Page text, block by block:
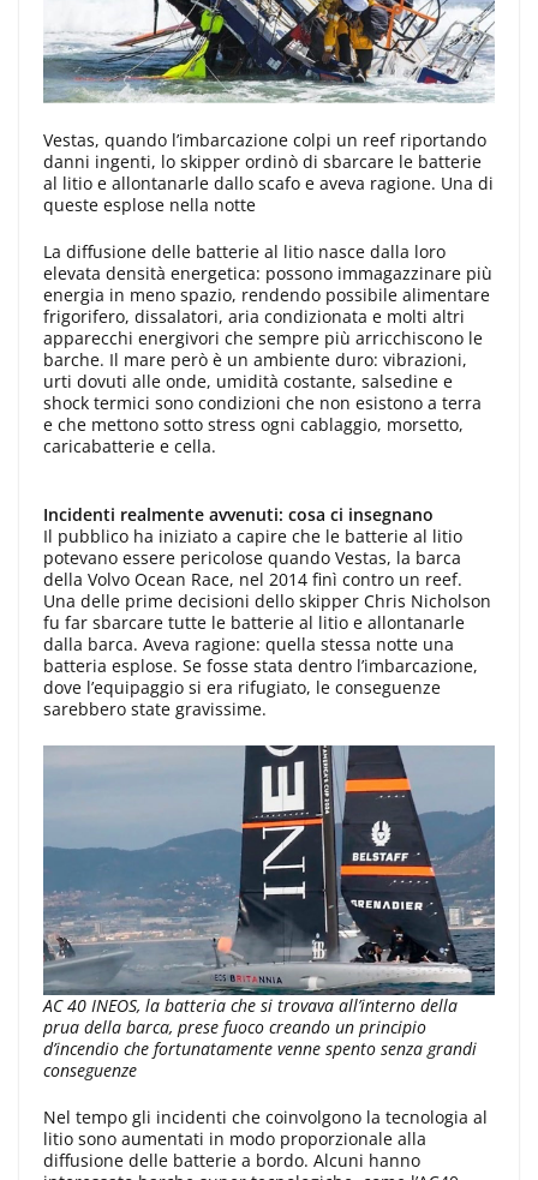
Vestas, quando l’imbarcazione colpi un reef riportando
danni ingenti, lo skipper ordinò di sbarcare le batterie
al litio e allontanarle dallo scafo e aveva ragione. Una di
queste esplose nella notte
La diffusione delle batterie al litio nasce dalla loro
elevata densità energetica: possono immagazzinare più
energia in meno spazio, rendendo possibile alimentare
frigorifero, dissalatori, aria condizionata e molti altri
apparecchi energivori che sempre più arricchiscono le
barche. Il mare però è un ambiente duro: vibrazioni,
urti dovuti alle onde, umidità costante, salsedine e
shock termici sono condizioni che non esistono a terra
e che mettono sotto stress ogni cablaggio, morsetto,
caricabatterie e cella.
Incidenti realmente avvenuti: cosa ci insegnano
Il pubblico ha iniziato a capire che le batterie al litio
potevano essere pericolose quando Vestas, la barca
della Volvo Ocean Race, nel 2014 finì contro un reef.
Una delle prime decisioni dello skipper Chris Nicholson
fu far sbarcare tutte le batterie al litio e allontanarle
dalla barca. Aveva ragione: quella stessa notte una
batteria esplose. Se fosse stata dentro l’imbarcazione,
dove l’equipaggio si era rifugiato, le conseguenze
sarebbero state gravissime.
AC 40 INEOS, la batteria che si trovava all’interno della
prua della barca, prese fuoco creando un principio
d’incendio che fortunatamente venne spento senza grandi
conseguenze
Nel tempo gli incidenti che coinvolgono la tecnologia al
litio sono aumentati in modo proporzionale alla
diffusione delle batterie a bordo. Alcuni hanno